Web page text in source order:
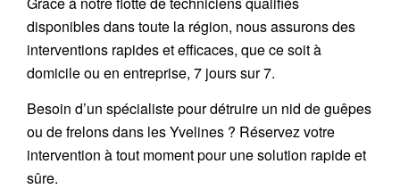
disponibles dans toute la région, nous assurons des
interventions rapides et efficaces, que ce soit à
domicile ou en entreprise, 7 jours sur 7.
Besoin d’un spécialiste pour détruire un nid de guêpes
ou de frelons dans les Yvelines ? Réservez votre
intervention à tout moment pour une solution rapide et
sûre.